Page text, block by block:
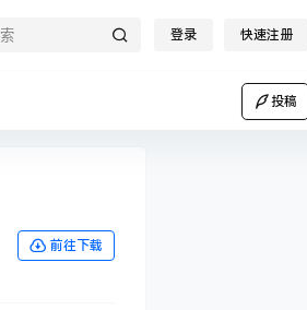
登录 快速注册
投稿
前往下载